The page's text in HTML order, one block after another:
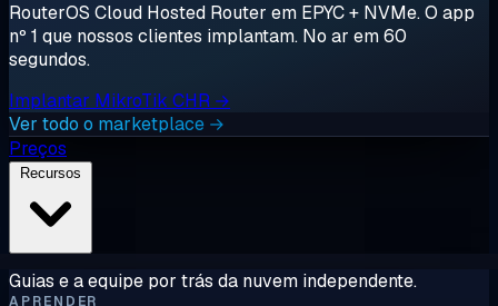
RouterOS Cloud Hosted Router em EPYC + NVMe. O app
nº 1 que nossos clientes implantam. No ar em 60
segundos.
Implantar MikroTik CHR →
Ver todo o marketplace →
Preços
Guias e a equipe por trás da nuvem independente.
APRENDER